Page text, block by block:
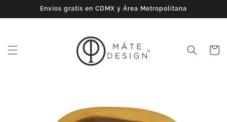
directamente
al contenido
Envíos gratis en CDMX y Área Metropolitana
Carrito